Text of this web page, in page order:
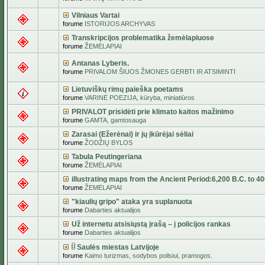
Vilniaus Vartai
forume ISTORIJOS ARCHYVAS
Transkripcijos problematika žemėlapiuose
forume ŽEMĖLAPIAI
Antanas Lyberis.
forume PRIVALOM ŠIUOS ŽMONES GERBTI IR ATSIMINTI
Lietuviškų rimų paieška poetams
forume VARINĖ POEZIJA, kūryba, miniatiūros
PRIVALOT prisidėti prie klimato kaitos mažinimo
forume GAMTA, gamtosauga
Zarasai (Ežerėnai) ir jų įkūrėjai sėliai
forume ŽODŽIŲ BYLOS
Tabula Peutingeriana
forume ŽEMĖLAPIAI
illustrating maps from the Ancient Period:6,200 B.C. to
forume ŽEMĖLAPIAI
"kiaulių gripo" ataka yra suplanuota
forume Dabarties aktualijos
Už internetu atsisiųstą įrašą – į policijos rankas
forume Dabarties aktualijos
Saulės miestas Latvijoje
forume Kaimo turizmas, sodybos poilsiui, pramogos.